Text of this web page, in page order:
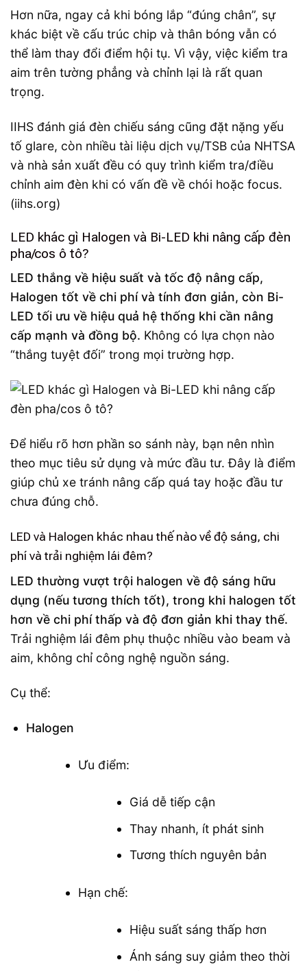
Hơn nữa, ngay cả khi bóng lắp “đúng chân”, sự
khác biệt về cấu trúc chip và thân bóng vẫn có
thể làm thay đổi điểm hội tụ. Vì vậy, việc kiểm tra
aim trên tường phẳng và chỉnh lại là rất quan
trọng.
IIHS đánh giá đèn chiếu sáng cũng đặt nặng yếu
tố glare, còn nhiều tài liệu dịch vụ/TSB của NHTSA
và nhà sản xuất đều có quy trình kiểm tra/điều
chỉnh aim đèn khi có vấn đề về chói hoặc focus.
(iihs.org)
LED khác gì Halogen và Bi-LED khi nâng cấp đèn
pha/cos ô tô?
LED thắng về hiệu suất và tốc độ nâng cấp,
Halogen tốt về chi phí và tính đơn giản, còn Bi-
LED tối ưu về hiệu quả hệ thống khi cần nâng
cấp mạnh và đồng bộ. Không có lựa chọn nào
“thắng tuyệt đối” trong mọi trường hợp.
Để hiểu rõ hơn phần so sánh này, bạn nên nhìn
theo mục tiêu sử dụng và mức đầu tư. Đây là điểm
giúp chủ xe tránh nâng cấp quá tay hoặc đầu tư
chưa đúng chỗ.
LED và Halogen khác nhau thế nào về độ sáng, chi
phí và trải nghiệm lái đêm?
LED thường vượt trội halogen về độ sáng hữu
dụng (nếu tương thích tốt), trong khi halogen tốt
hơn về chi phí thấp và độ đơn giản khi thay thế.
Trải nghiệm lái đêm phụ thuộc nhiều vào beam và
aim, không chỉ công nghệ nguồn sáng.
Cụ thể:
Halogen
Ưu điểm:
Giá dễ tiếp cận
Thay nhanh, ít phát sinh
Tương thích nguyên bản
Hạn chế:
Hiệu suất sáng thấp hơn
Ánh sáng suy giảm theo thời